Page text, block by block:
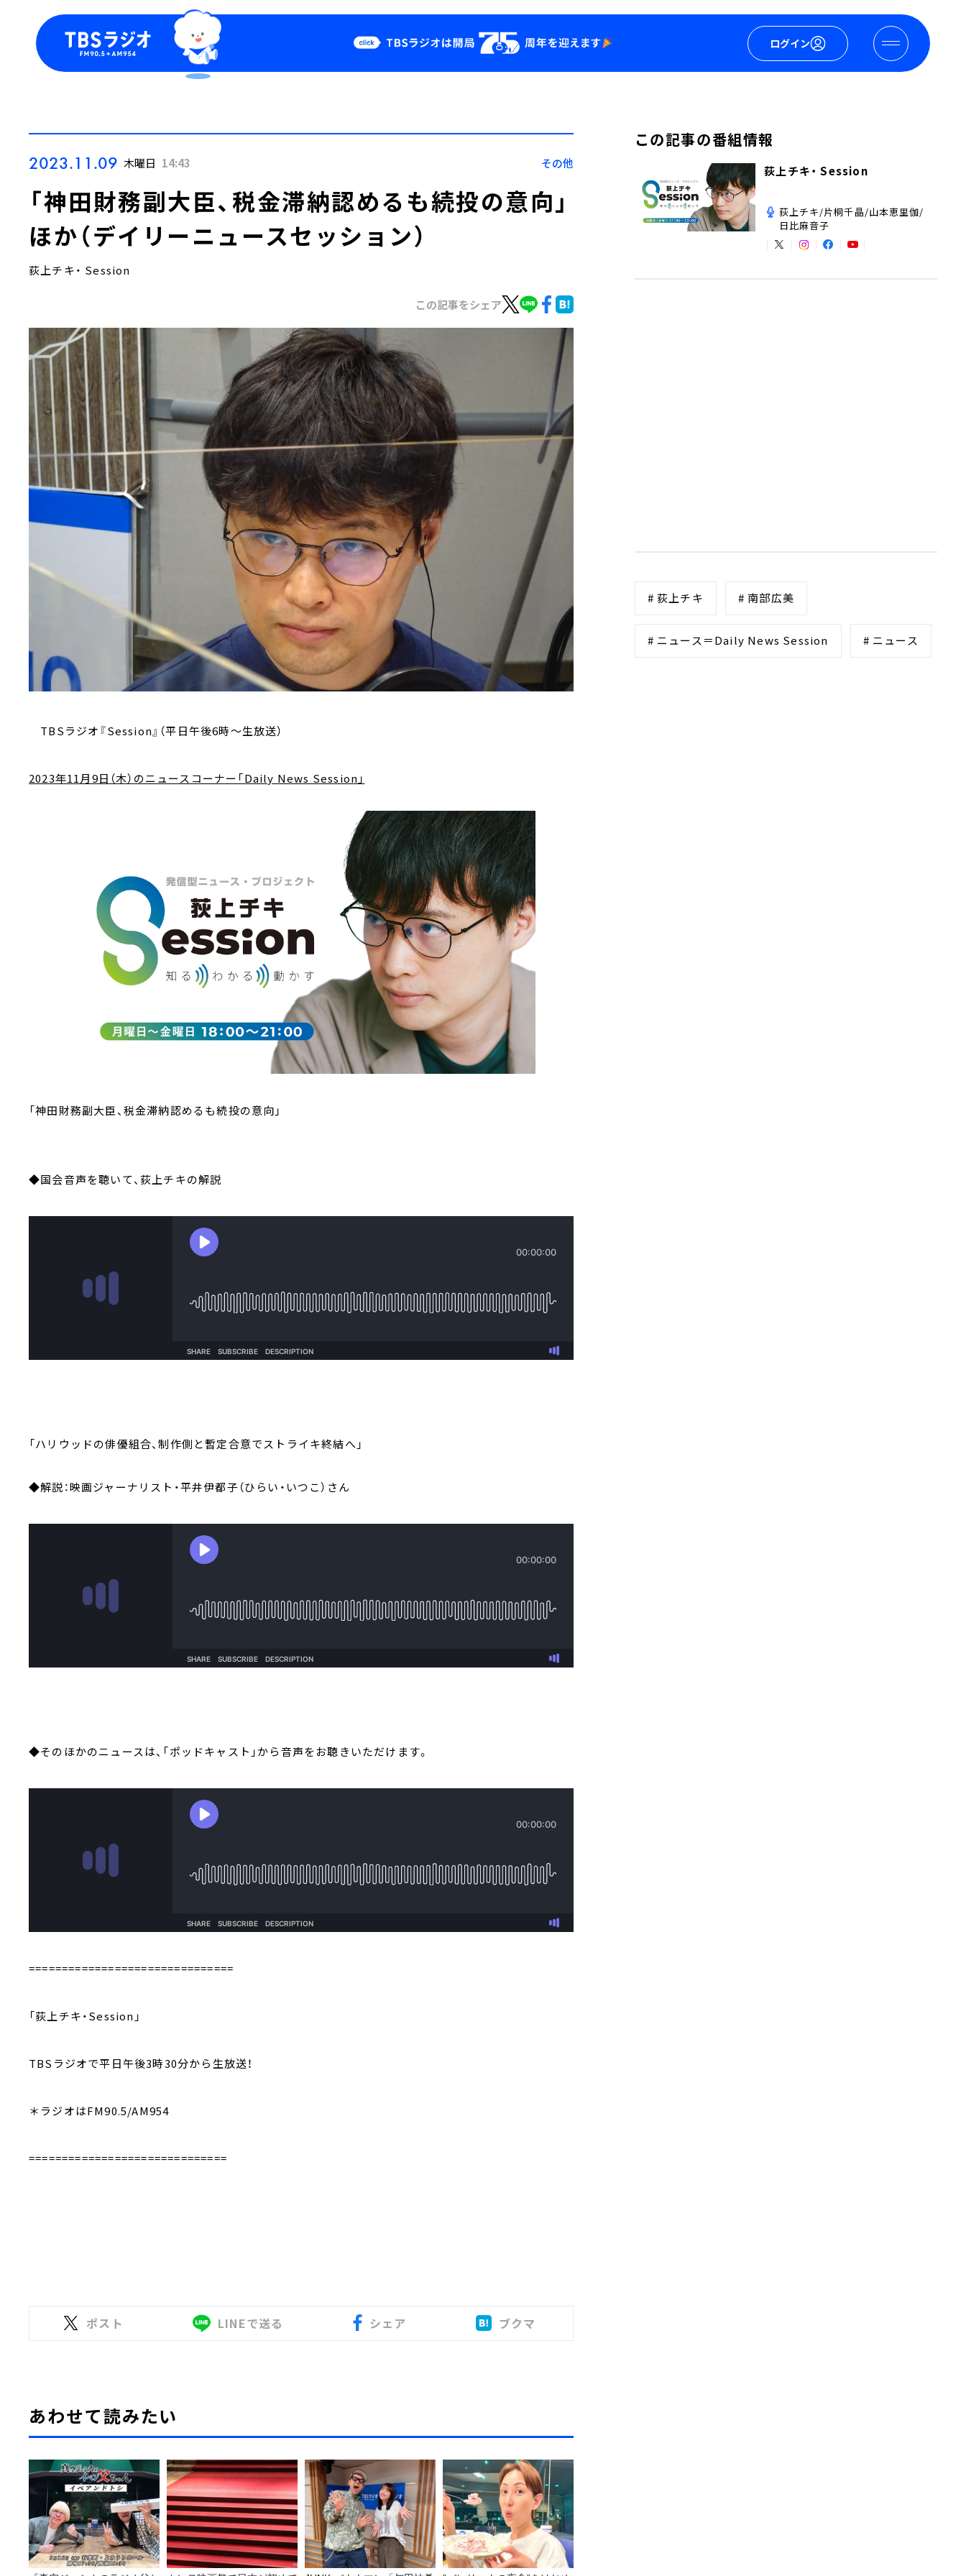
ログイン
Podcast
YouTube
2023.11.09 木曜日 14:43 その他
「神田財務副大臣、税金滞納認めるも続投の意向」
ほか（デイリーニュースセッション）
荻上チキ・ Session
この記事をシェア
TBSラジオ『Session』（平日午後6時～生放送）
2023年11月9日（木）のニュースコーナー「Daily News Session」
「神田財務副大臣、税金滞納認めるも続投の意向」
◆国会音声を聴いて、荻上チキの解説
「ハリウッドの俳優組合、制作側と暫定合意でストライキ終結へ」
◆解説：映画ジャーナリスト・平井伊都子（ひらい・いつこ）さん
◆そのほかのニュースは、「ポッドキャスト」から音声をお聴きいただけます。
===============================
「荻上チキ・Session」
TBSラジオで平日午後3時30分から生放送！
＊ラジオはFM90.5/AM954
==============================
ポスト LINEで送る シェア ブクマ
あわせて読みたい
この記事の番組情報
荻上チキ・ Session
荻上チキ/片桐千晶/山本恵里伽/
日比麻音子
# 荻上チキ # 南部広美
# ニュース＝Daily News Session # ニュース